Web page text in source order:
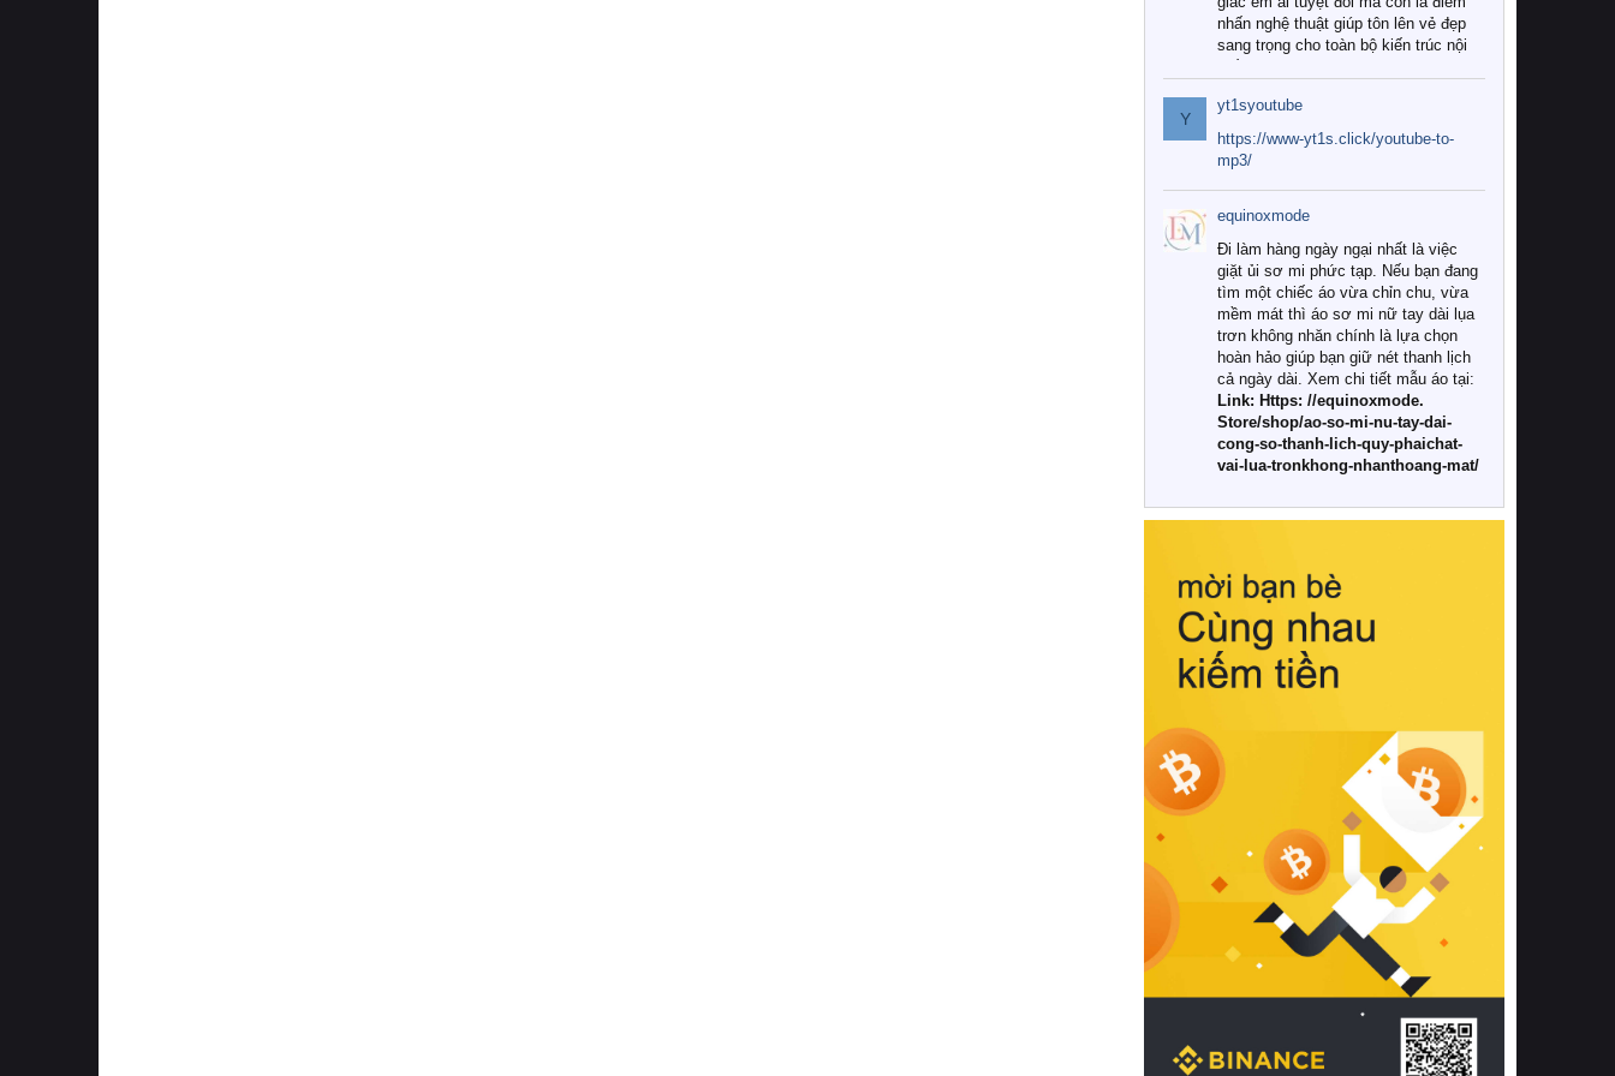
nhấn nghệ thuật giúp tôn lên vẻ đẹp
sang trọng cho toàn bộ kiến trúc nội
Tuy nhiên, giữa thị trường đa dạng
với vô vàn thương hiệu và mẫu mã
như hiện nay, làm thế nào để chọn
được những bộ chăn ga gối đệm cao
cấp thực sự chất lượng, phù hợp với
khí hậu và nhu cầu sử dụng của gia
đình? Hãy cùng chúng tôi đi tìm lời
giải đáp chi tiết qua bài viết dưới đây.
1. Tại sao các gia đình hiện đại lại ưa
chuộng chăn ga gối đệm cao cấp?
Khác với các dòng sản phẩm thông
thường, những bộ chăn ga gối đệm
cao cấp trải qua quy trình sản xuất
nghiêm ngặt từ khâu chọn lọc nguyên
liệu tự nhiên đến công nghệ dệt
nhuộm hiện đại không chứa hóa chất
này, bạn sẽ cảm nhận rõ rệt sự khác
hồi chuẩn xác của phần đệm nâng đỡ
cột sống.
Bên cạnh đó, việc lựa chọn các dòng
sản phẩm đạt chuẩn chất lượng quốc
tế còn giúp ngăn ngừa tình trạng kích
khuẩn và nấm mốc trong điều kiện
thời tiết nóng ẩm. Bạn có thể tìm hiểu
thêm các nghiên cứu khoa học về tác
động của giấc ngủ và môi trường
phòng ngủ đối với sức khỏe con
người tại Sleep Foundation (External
Link) để có cái nhìn toàn diện hơn.
2. Các tiêu chí vàng khi lựa chọn
chăn ga gối đệm cao cấp cho phòng
ngủ
Để sở hữu một bộ chăn ga gối đệm
cao cấp hoàn hảo cả về thẩm mỹ lẫn
công năng, người tiêu dùng cần cân
nhắc kỹ lưỡng các tiêu chí quan trọng
Y
yt1syoutube
https://www-yt1s.click/youtube-to-
mp3/
equinoxmode
Đi làm hàng ngày ngại nhất là việc
giặt ủi sơ mi phức tạp. Nếu bạn đang
tìm một chiếc áo vừa chỉn chu, vừa
mềm mát thì áo sơ mi nữ tay dài lụa
trơn không nhăn chính là lựa chọn
hoàn hảo giúp bạn giữ nét thanh lịch
cả ngày dài. Xem chi tiết mẫu áo tại:
Link: Https: //equinoxmode.
Store/shop/ao-so-mi-nu-tay-dai-
cong-so-thanh-lich-quy-phaichat-
vai-lua-tronkhong-nhanthoang-mat/